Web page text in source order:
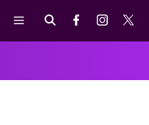
Μενού